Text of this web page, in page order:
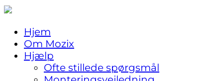
Hjem
Om Mozix
Hjælp
Ofte stillede spørgsmål